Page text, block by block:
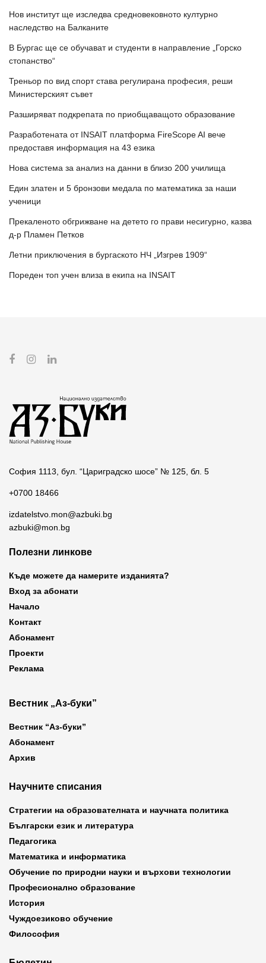
Нов институт ще изследва средновековното културно
наследство на Балканите
В Бургас ще се обучават и студенти в направление „Горско
стопанство“
Треньор по вид спорт става регулирана професия, реши
Министерският съвет
Разширяват подкрепата по приобщаващото образование
Разработената от INSAIT платформа FireScope AI вече
предоставя информация на 43 езика
Нова система за анализ на данни в близо 200 училища
Един златен и 5 бронзови медала по математика за наши
ученици
Прекаленото обгрижване на детето го прави несигурно, казва
д-р Пламен Петков
Летни приключения в бургаското НЧ „Изгрев 1909“
Пореден топ учен влиза в екипа на INSAIT
София 1113, бул. “Цариградско шосе” № 125, бл. 5
+0700 18466
izdatelstvo.mon@azbuki.bg
azbuki@mon.bg
Полезни линкове
Къде можете да намерите изданията?
Вход за абонати
Начало
Контакт
Абонамент
Проекти
Реклама
Вестник „Аз-буки”
Вестник “Аз-буки”
Абонамент
Архив
Научните списания
Стратегии на образователната и научната политика
Български език и литература
Педагогика
Математика и информатика
Обучение по природни науки и върхови технологии
Професионално образование
История
Чуждоезиково обучение
Философия